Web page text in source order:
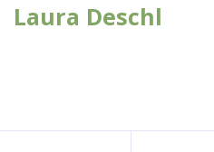
Laura Deschl